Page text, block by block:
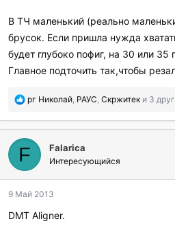
В ТЧ маленький (реально
брусок. Если пришла нужда
будет глубоко пофиг, на 30 или 35
Главное подточить так,чтобы
П
б
л
а
о
а
р
и
рг Николай, РАУС, Скржитек и 3
F Falarica
Интересующийся
9 Май 2013
DMT Aligner.